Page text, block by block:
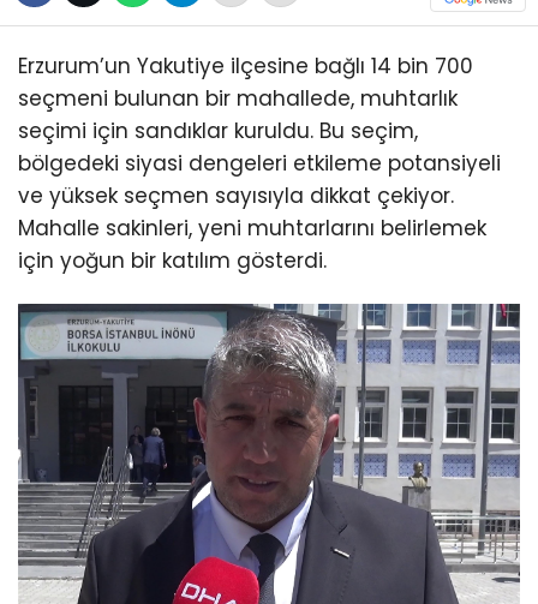
Erzurum’un Yakutiye ilçesine bağlı 14 bin 700
seçmeni bulunan bir mahallede, muhtarlık
seçimi için sandıklar kuruldu. Bu seçim,
bölgedeki siyasi dengeleri etkileme potansiyeli
ve yüksek seçmen sayısıyla dikkat çekiyor.
Mahalle sakinleri, yeni muhtarlarını belirlemek
için yoğun bir katılım gösterdi.